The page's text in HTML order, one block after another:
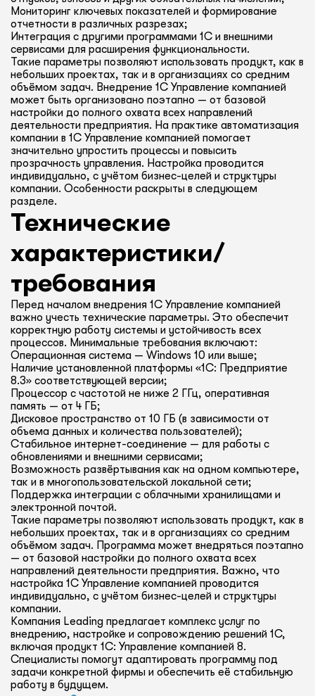
Мониторинг ключевых показателей и формирование
отчетности в различных разрезах;
Интеграция с другими программами 1С и внешними
сервисами для расширения функциональности.
Такие параметры позволяют использовать продукт, как в
небольших проектах, так и в организациях со средним
объёмом задач. Внедрение 1С Управление компанией
может быть организовано поэтапно — от базовой
настройки до полного охвата всех направлений
деятельности предприятия. На практике автоматизация
компании в 1С Управление компанией помогает
значительно упростить процессы и повысить
прозрачность управления. Настройка проводится
индивидуально, с учётом бизнес-целей и структуры
компании. Особенности раскрыты в следующем
разделе.
Технические
характеристики/
требования
Перед началом внедрения 1С Управление компанией
важно учесть технические параметры. Это обеспечит
корректную работу системы и устойчивость всех
процессов. Минимальные требования включают:
Операционная система — Windows 10 или выше;
Наличие установленной платформы «1С: Предприятие
8.3» соответствующей версии;
Процессор с частотой не ниже 2 ГГц, оперативная
память — от 4 ГБ;
Дисковое пространство от 10 ГБ (в зависимости от
объема данных и количества пользователей);
Стабильное интернет-соединение — для работы с
обновлениями и внешними сервисами;
Возможность развёртывания как на одном компьютере,
так и в многопользовательской локальной сети;
Поддержка интеграции с облачными хранилищами и
электронной почтой.
Такие параметры позволяют использовать продукт, как в
небольших проектах, так и в организациях со средним
объёмом задач. Программа может внедряться поэтапно
— от базовой настройки до полного охвата всех
направлений деятельности предприятия. Важно, что
настройка 1С Управление компанией проводится
индивидуально, с учётом бизнес-целей и структуры
компании.
Компания Leading предлагает комплекс услуг по
внедрению, настройке и сопровождению решений 1С,
включая продукт 1С: Управление компанией 8.
Специалисты помогут адаптировать программу под
задачи конкретной фирмы и обеспечить её стабильную
работу в будущем.